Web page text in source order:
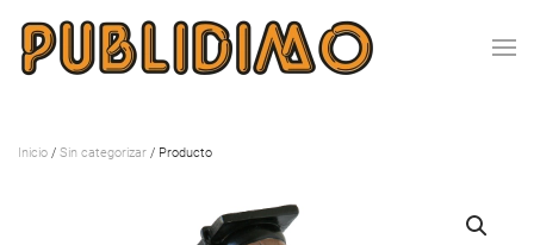
Inicio / Sin categorizar / Producto